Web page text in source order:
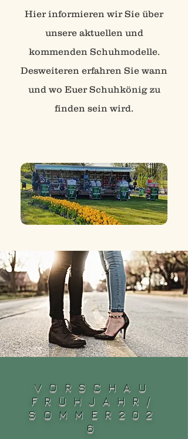
Hier informieren wir Sie über
unsere aktuellen und
kommenden Schuhmodelle.
Desweiteren erfahren Sie wann
und wo Euer Schuhkönig zu
finden sein wird.
VORSCHAU
FRÜHJAHR/
SOMMER202
6